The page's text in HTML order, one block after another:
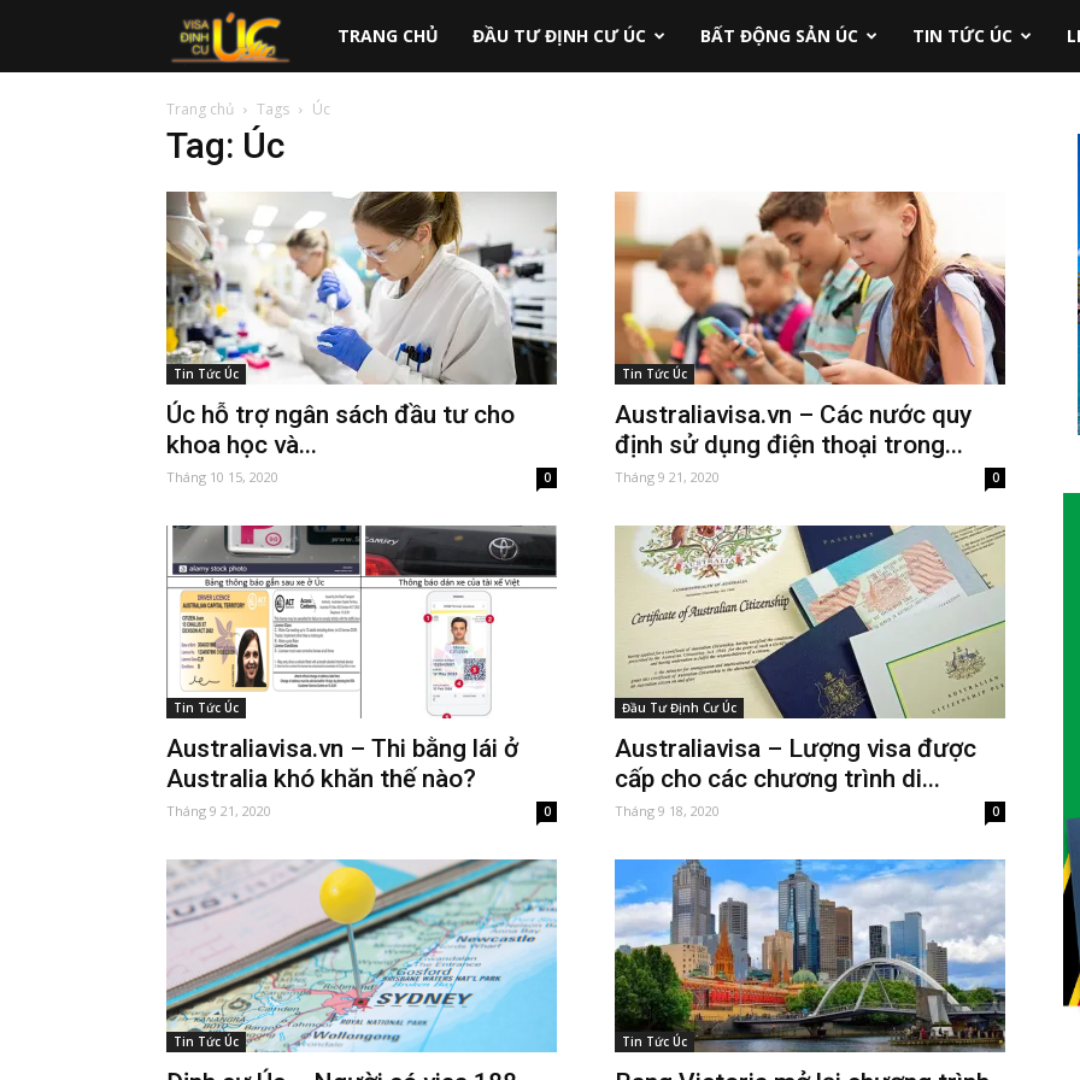
australiavisa.vn
TRANG CHỦ ĐẦU TƯ ĐỊNH CƯ ÚC BẤT ĐỘNG SẢN ÚC TIN TỨC ÚC
Trang chủ Tags Úc
Tag: Úc
Tin Tức Úc
Úc hỗ trợ ngân sách đầu tư cho
khoa học và...
Tháng 10 15, 2020 0
Tin Tức Úc
Australiavisa.vn – Các nước quy
định sử dụng điện thoại trong...
Tháng 9 21, 2020 0
Tin Tức Úc
Australiavisa.vn – Thi bằng lái ở
Australia khó khăn thế nào?
Tháng 9 21, 2020 0
Đầu Tư Định Cư Úc
Australiavisa – Lượng visa được
cấp cho các chương trình di...
Tháng 9 18, 2020 0
Tin Tức Úc Tin Tức Úc